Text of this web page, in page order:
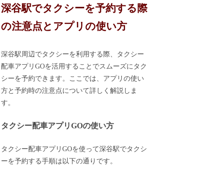
深谷駅でタクシーを予約する際
の注意点とアプリの使い方
深谷駅周辺でタクシーを利用する際、タクシー
配車アプリGOを活用することでスムーズにタク
シーを予約できます。ここでは、アプリの使い
方と予約時の注意点について詳しく解説しま
す。
タクシー配車アプリGOの使い方
タクシー配車アプリGOを使って深谷駅でタクシ
ーを予約する手順は以下の通りです。